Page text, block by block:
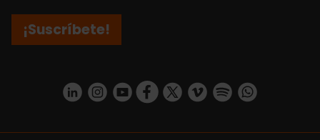
¡Suscríbete!
https://www.linkedin.com/company/turismo-valencia/mycompany/
https://www.instagram.com/visit_valencia/
https://www.youtube.com/user/
https://www.facebook.com/
https://twitter.com/
https://vimeo.com/
https://https://api.whatsapp.com/